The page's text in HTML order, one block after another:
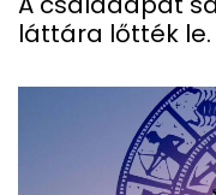
láttára lőtték le.